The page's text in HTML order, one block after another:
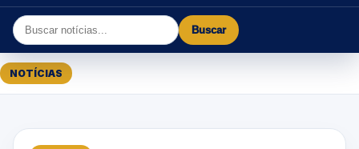
Buscar
NOTÍCIAS